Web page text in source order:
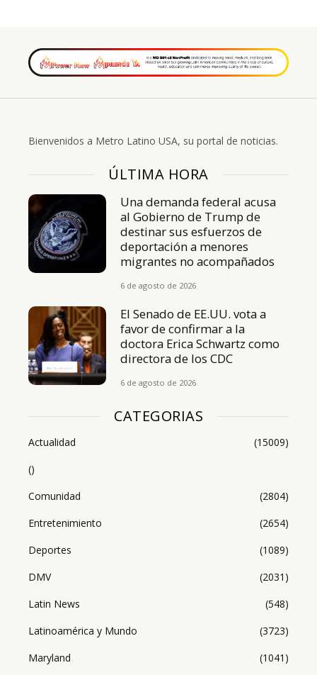
Bienvenidos a Metro Latino USA, su portal de noticias.
ÚLTIMA HORA
Una demanda federal acusa
al Gobierno de Trump de
destinar sus esfuerzos de
deportación a menores
migrantes no acompañados
6 de agosto de 2026
El Senado de EE.UU. vota a
favor de confirmar a la
doctora Erica Schwartz como
directora de los CDC
6 de agosto de 2026
CATEGORIAS
Actualidad
(15009)
()
Comunidad
(2804)
Entretenimiento
(2654)
Deportes
(1089)
DMV
(2031)
Latin News
(548)
Latinoamérica y Mundo
(3723)
Maryland
(1041)